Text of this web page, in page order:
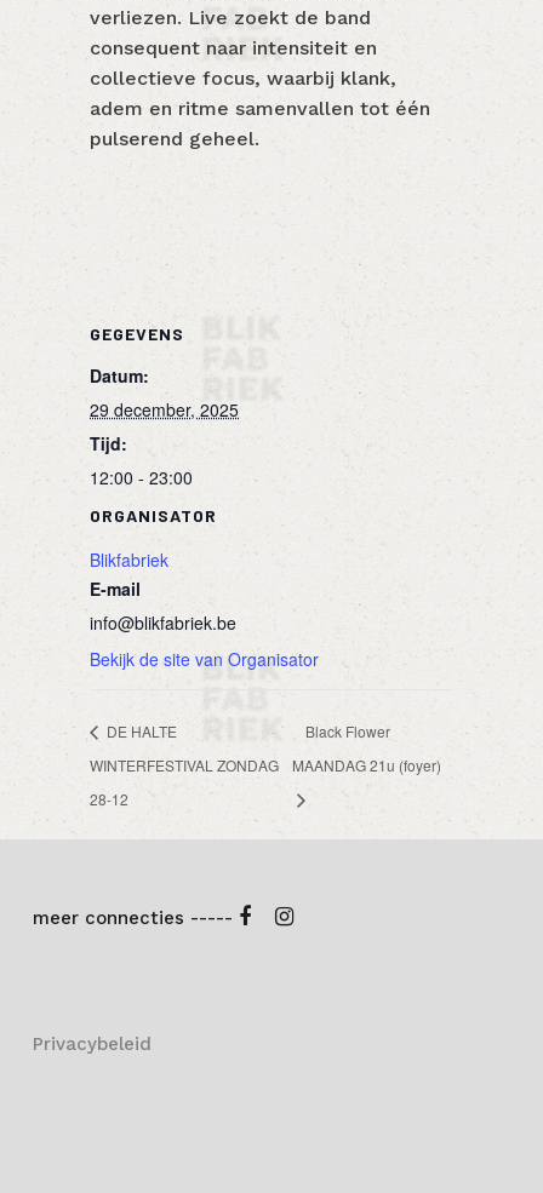
verliezen. Live zoekt de band
consequent naar intensiteit en
collectieve focus, waarbij klank,
adem en ritme samenvallen tot één
pulserend geheel.
GEGEVENS
Datum:
29 december, 2025
Tijd:
12:00 - 23:00
ORGANISATOR
Blikfabriek
E-mail
info@blikfabriek.be
Bekijk de site van Organisator
DE HALTE
WINTERFESTIVAL ZONDAG
28-12
Black Flower
MAANDAG 21u (foyer)
meer connecties -----
Privacybeleid